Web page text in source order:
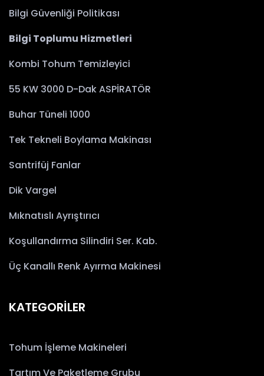
Bilgi Güvenliği Politikası
Bilgi Toplumu Hizmetleri
Kombi Tohum Temizleyici
55 KW 3000 D-Dak ASPİRATÖR
Buhar Tüneli 1000
Tek Tekneli Boylama Makinası
Santrifüj Fanlar
Dik Vargel
Mıknatıslı Ayrıştırıcı
Koşullandırma Silindiri Ser. Kab.
Üç Kanallı Renk Ayırma Makinesi
KATEGORİLER
Tohum İşleme Makineleri
Tartım Ve Paketleme Grubu